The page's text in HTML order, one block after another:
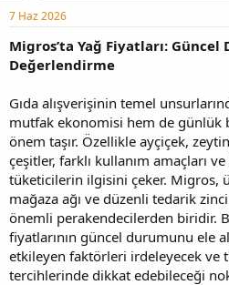
b
a
ş
a
a
n
g
ı
ç
a
i
h
i
7 Haz 2026
Migros’ta Yağ Fiyatları: Güncel
Değerlendirme
Gıda alışverişinin temel
mutfak ekonomisi hem de günlük
önem taşır. Özellikle ayçiçek,
çeşitler, farklı kullanım amaçları
tüketicilerin ilgisini çeker. Migros,
mağaza ağı ve düzenli tedarik
önemli perakendecilerden biridir.
fiyatlarının güncel durumunu ele
etkileyen faktörleri irdeleyecek ve
tercihlerinde dikkat edebileceği